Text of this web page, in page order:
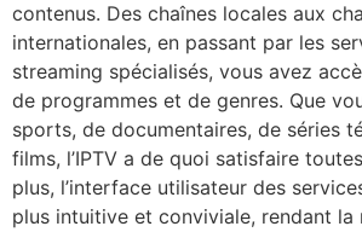
contenus. Des chaînes locales aux
internationales, en passant par les
streaming spécialisés, vous avez
de programmes et de genres. Que
sports, de documentaires, de séries
films, l’IPTV a de quoi satisfaire
plus, l’interface utilisateur des
plus intuitive et conviviale, rendant la